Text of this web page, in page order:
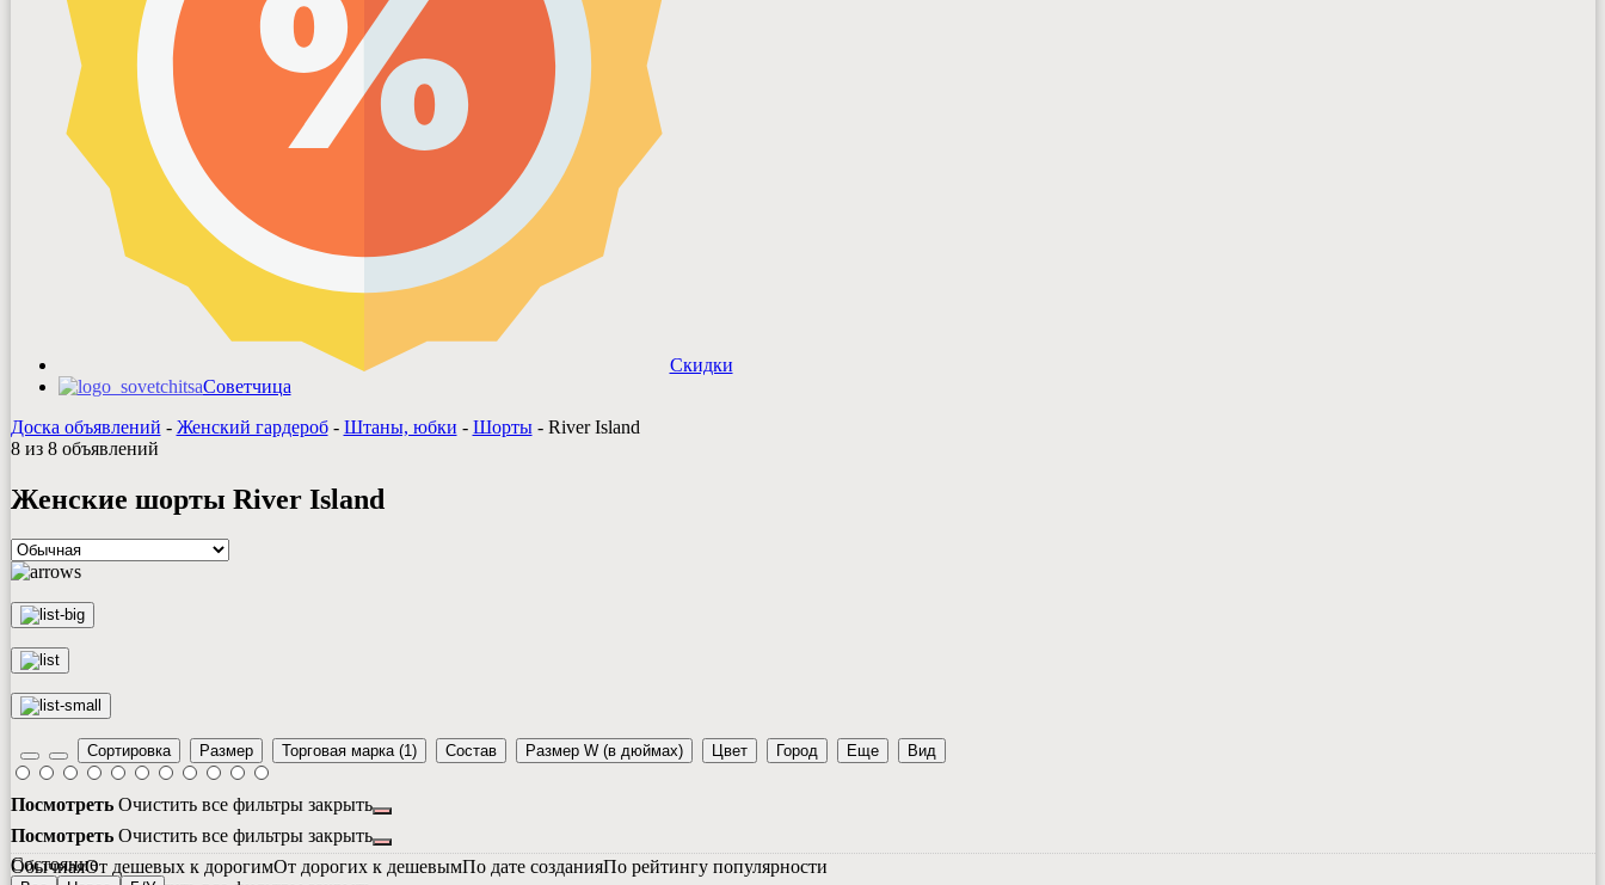
Скидки
Советчица
Доска объявлений - Женский гардероб - Штаны, юбки - Шорты - River Island
8 из 8 объявлений
Женские шорты River Island
Сортировка Размер Торговая марка (1) Состав Размер W (в дюймах) Цвет Город Еще Вид
Посмотреть Очистить все фильтры закрыть
Посмотреть Очистить все фильтры закрыть
ОбычнаяОт дешевых к дорогимОт дорогих к дешевымПо дате созданияПо рейтингу популярности
Состояние